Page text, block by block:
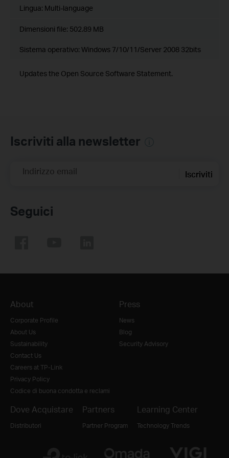
Lingua: Multi-language
Dimensioni file: 502.89 MB
Sistema operativo: Windows 7/10/11/Server 2008 32bits
Updates the Open Source Software Statement.
Iscriviti alla newsletter
Indirizzo email Iscriviti
Seguici
About
Corporate Profile
About Us
Sustainability
Contact Us
Careers at TP-Link
Privacy Policy
Codice di buona condotta e reclami
Press
News
Blog
Security Advisory
Dove Acquistare
Distributori
Partners
Partner Program
Learning Center
Technology Trends